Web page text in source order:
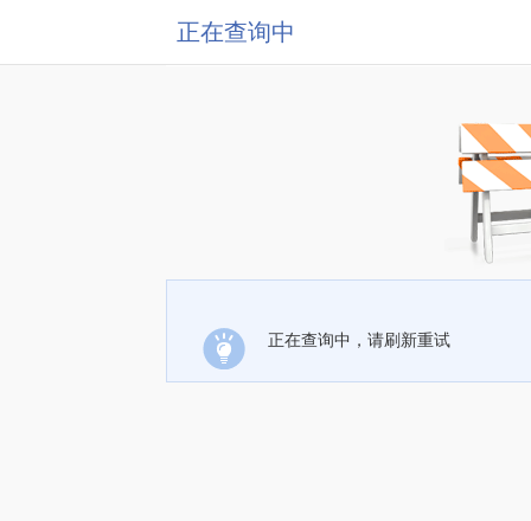
正在查询中
正在查询中，请刷新重试